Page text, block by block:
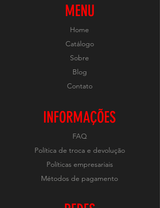
MENU
Home
Catálogo
Sobre
Blog
Contato
INFORMAÇÕES
FAQ
Política de troca e devolução
Políticas empresariais
Métodos de pagamento